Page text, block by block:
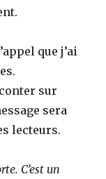
que j’ai
sur
sera
lecteurs.
C’est un